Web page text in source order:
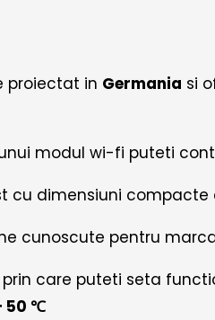
proiectat in Germania si
modul wi-fi puteti
cu dimensiuni
cunoscute pentru
prin care puteti seta
50 ℃